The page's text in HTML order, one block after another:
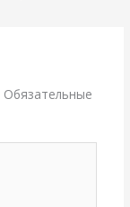
Обязательные